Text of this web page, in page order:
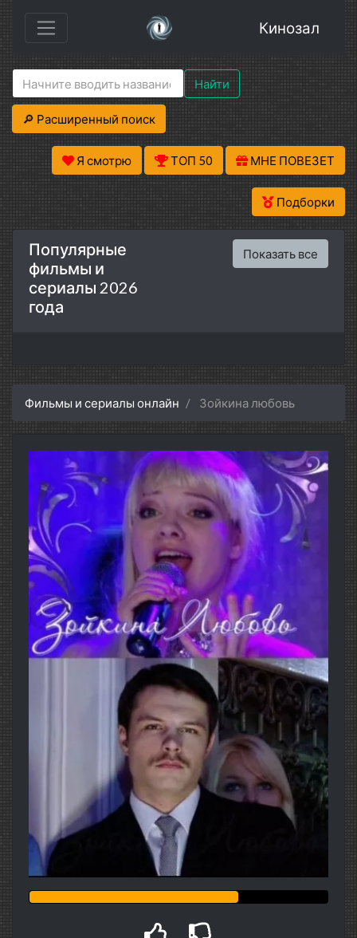
Кинозал
Найти
🔎 Расширенный поиск
Я смотрю ТОП 50 МНЕ ПОВЕЗЕТ
Подборки
Популярные
фильмы и
сериалы 2026
года
Показать все
Фильмы и сериалы онлайн Зойкина любовь